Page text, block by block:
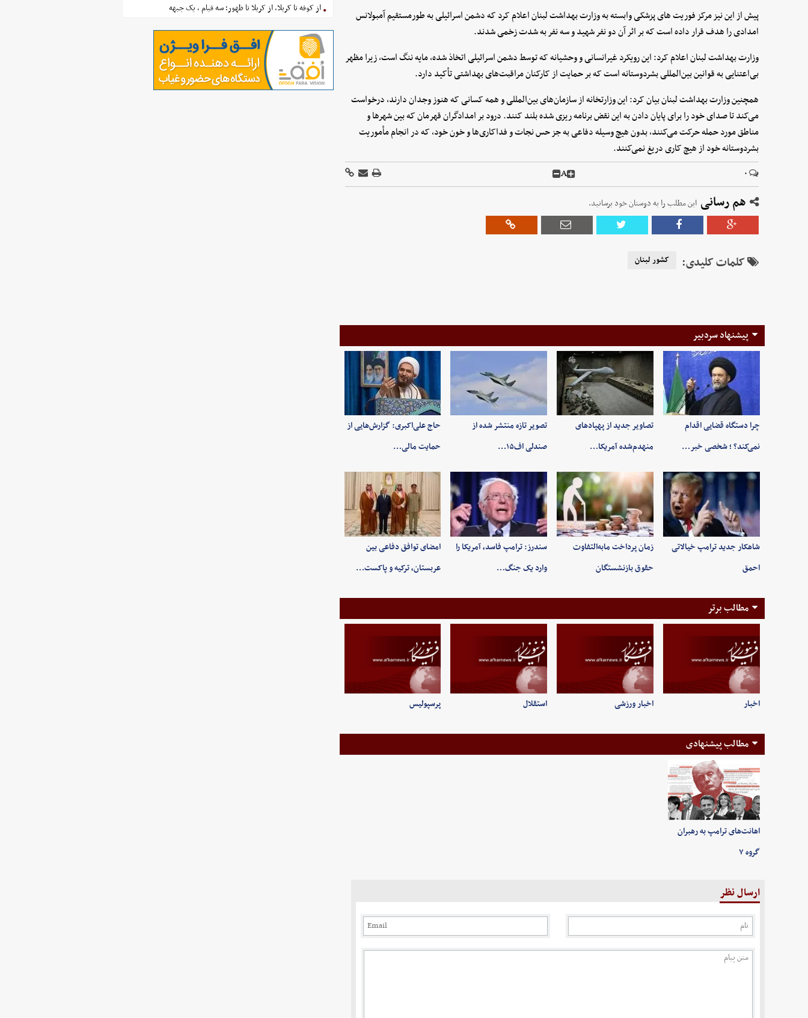
پیش از این نیز مرکز فوریت های پزشکی وابسته به وزارت بهداشت لبنان اعلام کرد که دشمن اسرائیلی به طورمستقیم آمبولانس
امدادی را هدف قرار داده است که بر اثر آن دو نفر شهید و سه نفر به شدت زخمی شدند.
وزارت بهداشت لبنان اعلام کرد: این رویکرد غیرانسانی و وحشیانه که توسط دشمن اسرائیلی اتخاذ شده، مایه ننگ است، زیرا مظهر
بی‌اعتنایی به قوانین بین‌المللی بشردوستانه است که بر حمایت از کارکنان مراقبت‌های بهداشتی تأکید دارد.
همچنین وزارت بهداشت لبنان بیان کرد: این وزارتخانه از سازمان‌های بین‌المللی و همه کسانی که هنوز وجدان دارند، درخواست
می‌کند تا صدای خود را برای پایان دادن به این نقض برنامه ریزی شده بلند کنند. درود بر امدادگران قهرمان که بین شهرها و
مناطق مورد حمله حرکت می‌کنند، بدون هیچ وسیله دفاعی به جز حس نجات و فداکاری‌ها و خون خود، که در انجام مأموریت
بشردوستانه خود از هیچ کاری دریغ نمی‌کنند.
۰ A
هم رسانی این مطلب را به دوستان خود برسانید.
کلمات کلیدی: کشور لبنان
پیشنهاد سردبیر
چرا دستگاه قضایی اقدام
نمی‌کند؟ ؛ شخصی خبر…
تصاویر جدید از پهپادهای
منهدم‌شده آمریکا…
تصویر تازه منتشر شده از
صندلی اف۱۵…
حاج علی‌اکبری: گزارش‌هایی از
حمایت مالی…
شاهکار جدید ترامپ خیالاتی
احمق
زمان پرداخت مابه‌التفاوت
حقوق بازنشستگان
سندرز: ترامپ فاسد، آمریکا را
وارد یک جنگ…
امضای توافق دفاعی بین
عربستان، ترکیه و پاکست…
مطالب برتر
اخبار اخبار ورزشی استقلال پرسپولیس
مطالب پیشنهادی
اهانت‌های ترامپ به رهبران
گروه ۷
ارسال نظر
از کوفه تا کربلا، از کربلا تا ظهور؛ سه قیام ، یک جبهه